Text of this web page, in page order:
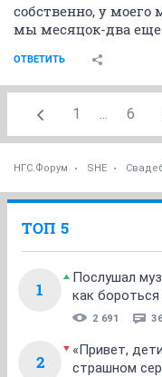
собственно, у
мы месяцок-два
ОТВЕТИТЬ
1 ... 6
НГС.Форум SHE
ТОП 5
1
Послушал
как
2 691
2
«Привет,
страшном